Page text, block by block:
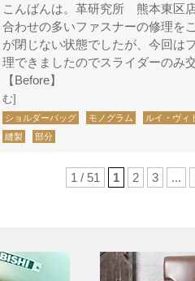
こんばんは。革研究所 熊本東区
合わせの多いファスナーの修理を
が閉じない状態でしたが、今回は
理できましたのでスライダーのみ
【Before】
む]
ショルダーバッグ モノグラム ルイ・ヴィ
縫製
部分
1 / 51 1 2 3 ...